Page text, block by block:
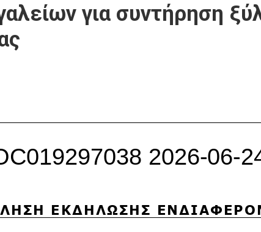
για συντήρηση